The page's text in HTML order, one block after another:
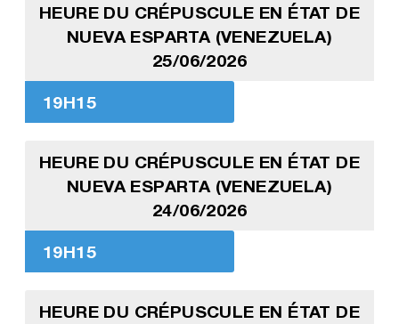
HEURE DU CRÉPUSCULE EN ÉTAT DE
NUEVA ESPARTA (VENEZUELA)
25/06/2026
19H15
HEURE DU CRÉPUSCULE EN ÉTAT DE
NUEVA ESPARTA (VENEZUELA)
24/06/2026
19H15
HEURE DU CRÉPUSCULE EN ÉTAT DE